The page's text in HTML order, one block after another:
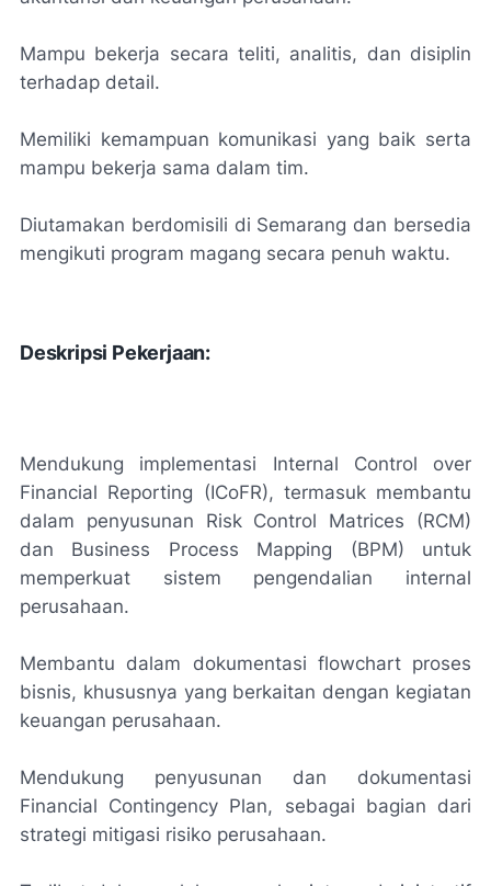
Mampu bekerja secara teliti, analitis, dan disiplin
terhadap detail.
Memiliki kemampuan komunikasi yang baik serta
mampu bekerja sama dalam tim.
Diutamakan berdomisili di Semarang dan bersedia
mengikuti program magang secara penuh waktu.
Deskripsi Pekerjaan:
Mendukung implementasi Internal Control over
Financial Reporting (ICoFR), termasuk membantu
dalam penyusunan Risk Control Matrices (RCM)
dan Business Process Mapping (BPM) untuk
memperkuat sistem pengendalian internal
perusahaan.
Membantu dalam dokumentasi flowchart proses
bisnis, khususnya yang berkaitan dengan kegiatan
keuangan perusahaan.
Mendukung penyusunan dan dokumentasi
Financial Contingency Plan, sebagai bagian dari
strategi mitigasi risiko perusahaan.